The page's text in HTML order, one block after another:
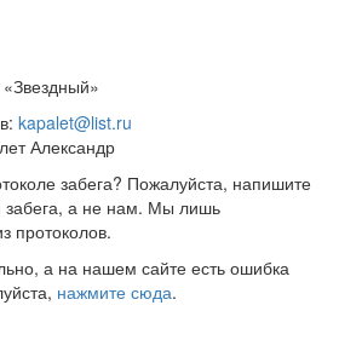
kapalet@list.ru
Александр
забега? Пожалуйста, напишите
забега, а не нам. Мы лишь
протоколов.
а на нашем сайте есть ошибка
нажмите сюда.